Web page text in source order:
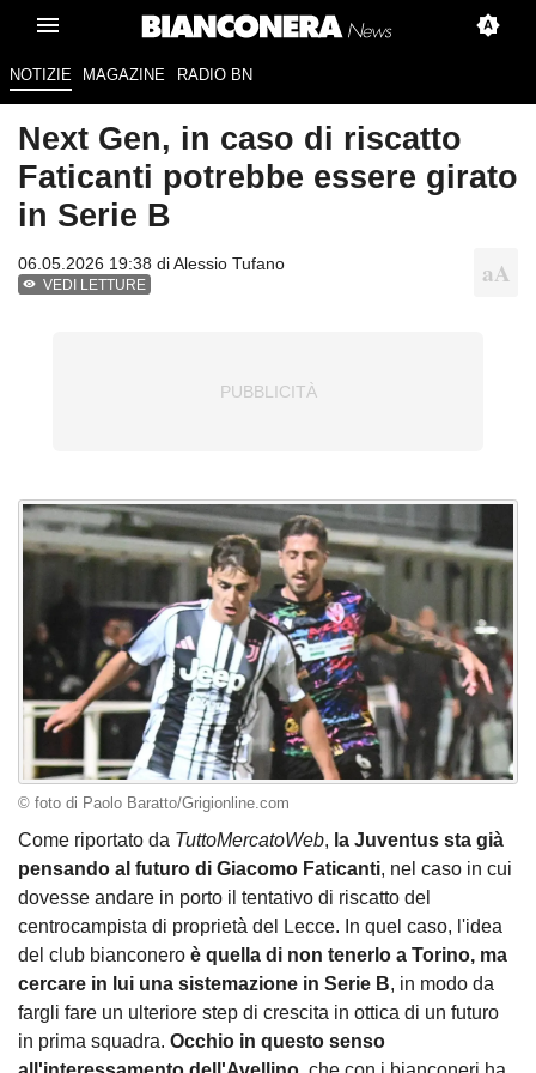
NOTIZIE MAGAZINE RADIO BN
Next Gen, in caso di riscatto
Faticanti potrebbe essere girato
in Serie B
06.05.2026 19:38 diAlessio Tufano
VEDI LETTURE
© foto di Paolo Baratto/Grigionline.com
Come riportato da TuttoMercatoWeb, la Juventus sta già
pensando al futuro di Giacomo Faticanti, nel caso in cui
dovesse andare in porto il tentativo di riscatto del
centrocampista di proprietà del Lecce. In quel caso, l'idea
del club bianconero è quella di non tenerlo a Torino, ma
cercare in lui una sistemazione in Serie B, in modo da
fargli fare un ulteriore step di crescita in ottica di un futuro
in prima squadra. Occhio in questo senso